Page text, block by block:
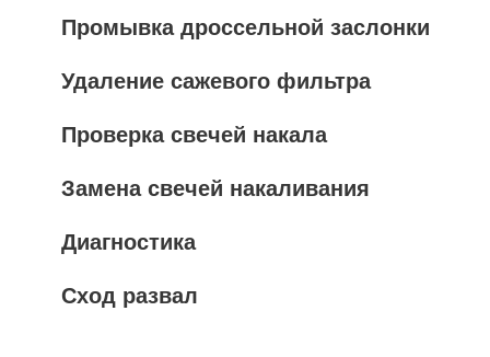
Промывка дроссельной заслонки
Удаление сажевого фильтра
Проверка свечей накала
Замена свечей накаливания
Диагностика
Сход развал